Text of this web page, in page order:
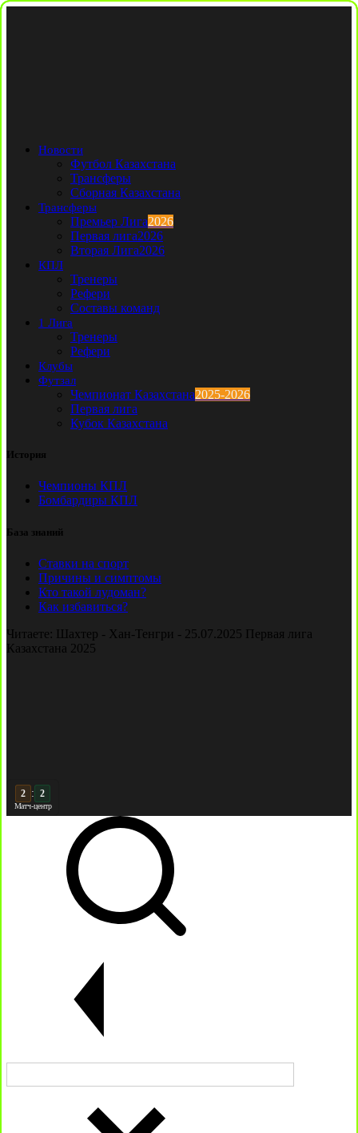
Новости
Футбол Казахстана
Трансферы
Сборная Казахстана
Трансферы
Премьер Лига2026
Первая лига2026
Вторая Лига2026
КПЛ
Тренеры
Рефери
Составы команд
1 Лига
Тренеры
Рефери
Клубы
Футзал
Чемпионат Казахстана2025-2026
Первая лига
Кубок Казахстана
История
Чемпионы КПЛ
Бомбардиры КПЛ
База знаний
Ставки на спорт
Причины и симптомы
Кто такой лудоман?
Как избавиться?
Читаете: Шахтер - Хан-Тенгри - 25.07.2025 Первая лига
Казахстана 2025
3 : 2
Матч-центр